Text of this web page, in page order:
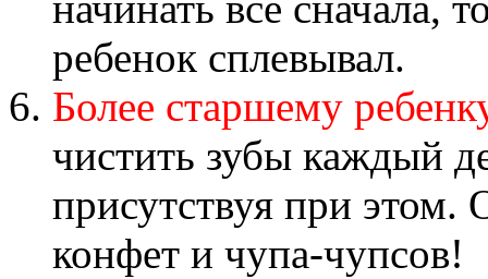
ребенок сплевывал.
Более старшему
чистить зубы каждый
присутствуя при этом.
конфет и чупа-чупсов!